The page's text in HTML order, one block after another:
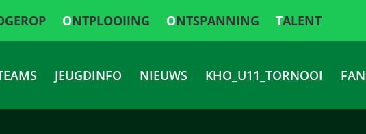
ONTPLOOIING ONTSPANNING TALENT
JEUGDINFO NIEUWS KHO_U11_TORNOOI